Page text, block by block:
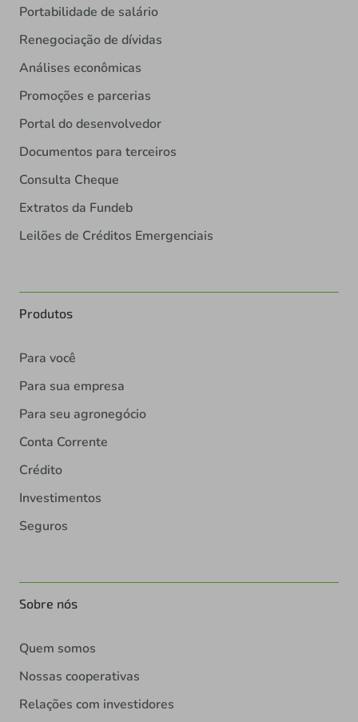
Portabilidade de salário
Renegociação de dívidas
Análises econômicas
Promoções e parcerias
Portal do desenvolvedor
Documentos para terceiros
Consulta Cheque
Extratos da Fundeb
Leilões de Créditos Emergenciais
Produtos
Para você
Para sua empresa
Para seu agronegócio
Conta Corrente
Crédito
Investimentos
Seguros
Sobre nós
Quem somos
Nossas cooperativas
Relações com investidores